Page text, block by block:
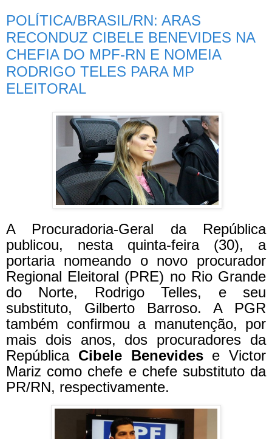
POLÍTICA/BRASIL/RN: ARAS
RECONDUZ CIBELE BENEVIDES NA
CHEFIA DO MPF-RN E NOMEIA
RODRIGO TELES PARA MP
ELEITORAL
A Procuradoria-Geral da República
publicou, nesta quinta-feira (30), a
portaria nomeando o novo procurador
Regional Eleitoral (PRE) no Rio Grande
do Norte, Rodrigo Telles, e seu
substituto, Gilberto Barroso. A PGR
também confirmou a manutenção, por
mais dois anos, dos procuradores da
República Cibele Benevidese Victor
Mariz como chefe e chefe substituto da
PR/RN, respectivamente.